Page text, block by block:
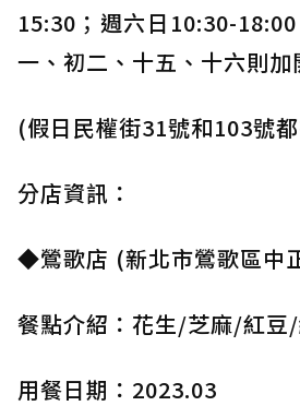
15:30；週六日10:30-
一、初二、十五、十六則加
(假日民權街31號和103號
分店資訊：
◆鶯歌店 (新北市鶯歌區中
餐點介紹：花生/芝麻/紅豆
用餐日期：2023.03